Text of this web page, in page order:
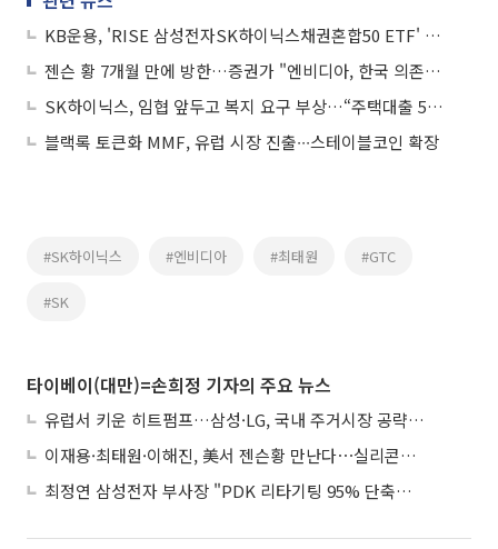
KB운용, 'RISE 삼성전자SK하이닉스채권혼합50 ETF' 순자산 3조 돌파
젠슨 황 7개월 만에 방한…증권가 "엔비디아, 한국 의존도 확대"
SK하이닉스, 임협 앞두고 복지 요구 부상…“주택대출 5억 확대” 목소리
블랙록 토큰화 MMF, 유럽 시장 진출∙∙∙스테이블코인 확장
#SK하이닉스 #엔비디아 #최태원 #GTC
#SK
타이베이(대만)=손희정 기자의 주요 뉴스
유럽서 키운 히트펌프…삼성·LG, 국내 주거시장 공략 ‘속도’
이재용·최태원·이해진, 美서 젠슨황 만난다⋯실리콘밸리 집결하는 AI리더
최정연 삼성전자 부사장 "PDK 리타기팅 95% 단축…에이전트 AI 시범 활용"